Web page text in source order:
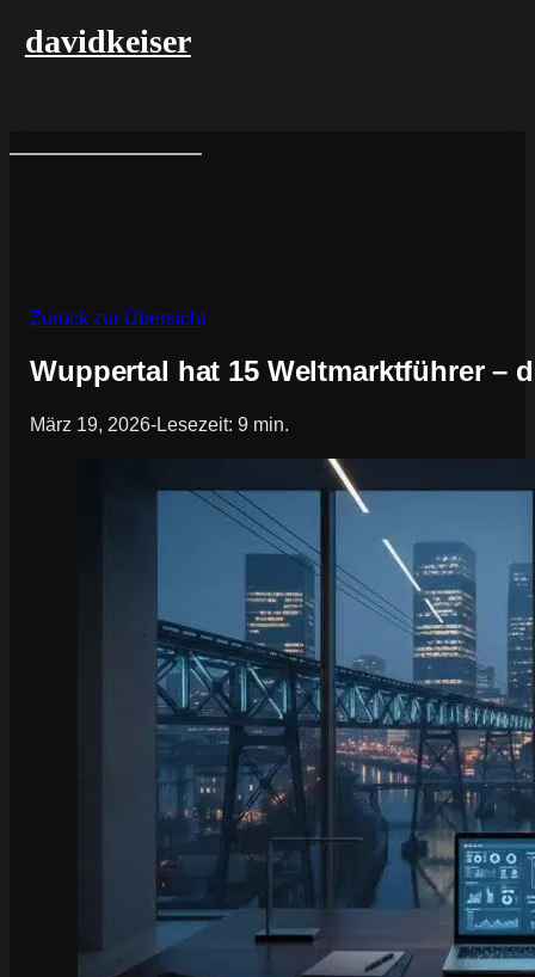
davidkeiser
Zurück zur Übersicht
Wuppertal hat 15 Weltmarktführer –
März 19, 2026-Lesezeit: 9 min.